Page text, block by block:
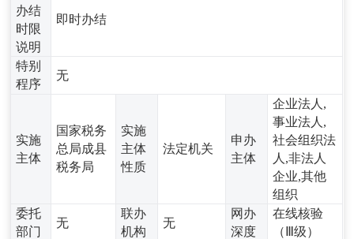
办结
时限
说明
即时办结
特别
程序
无
实施
主体
国家税务
总局成县
税务局
实施
主体
性质
法定机关
申办
主体
企业法人,
事业法人,
社会组织法
人,非法人
企业,其他
组织
委托
部门
无
联办
机构
无
网办
深度
在线核验
（Ⅲ级）